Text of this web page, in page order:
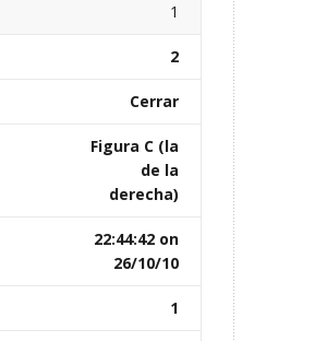
1
2
Cerrar
Figura C (la
de la
derecha)
22:44:42 on
26/10/10
1